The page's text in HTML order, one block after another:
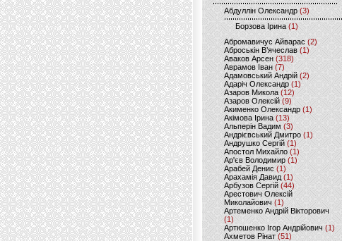
Абдуллін Олександр (3)
Борзова Ірина(1)
Абромавичус Айварас (2)
Аброськін В’ячеслав(1)
Аваков Арсен (318)
Аврамов Іван (7)
Адамовський Андрій(2)
Адаріч Олександр (1)
Азаров Микола (12)
Азаров Олексій (9)
Акименко Олександр(1)
Акімова Ірина(13)
Альперін Вадим (3)
Андрієвський Дмитро(1)
Андрушко Сергій(1)
Апостол Михайло(1)
Ар'єв Володимир (1)
Арабей Денис(1)
Арахамія Давид (1)
Арбузов Сергій (44)
Арестович Олексій
Миколайович(1)
Артеменко Андрій Вікторович
(1)
Артюшенко Ігор Андрійович(1)
Ахметов Рінат(51)